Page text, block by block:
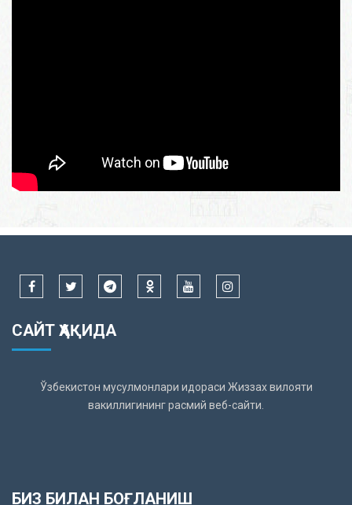
САЙТ ҲАҚИДА
Ўзбекистон мусулмонлари идораси Жиззах вилояти
вакиллигининг расмий веб-сайти.
БИЗ БИЛАН БОҒЛАНИШ